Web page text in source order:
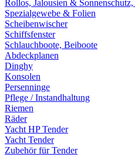
Rollos, Jalousien &
Spezialgewebe & Folien
Scheibenwischer
Schiffsfenster
Schlauchboote, Beiboote
Abdeckplanen
Dinghy
Konsolen
Persenninge
Pflege / Instandhaltung
Riemen
Räder
Yacht HP Tender
Yacht Tender
Zubehör für Tender